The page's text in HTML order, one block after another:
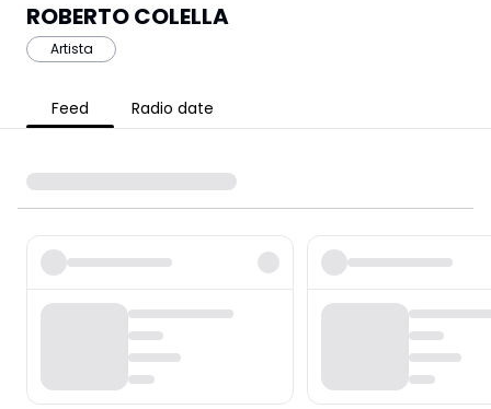
ROBERTO COLELLA
Artista
Feed Radio date